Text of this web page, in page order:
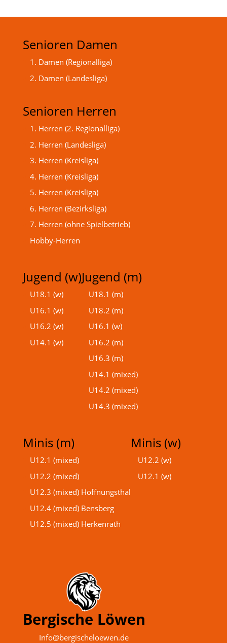
Senioren Damen
1. Damen (Regionalliga)
2. Damen (Landesliga)
Senioren Herren
1. Herren (2. Regionalliga)
2. Herren (Landesliga)
3. Herren (Kreisliga)
4. Herren (Kreisliga)
5. Herren (Kreisliga)
6. Herren (Bezirksliga)
7. Herren (ohne Spielbetrieb)
Hobby-Herren
Jugend (w)
U18.1 (w)
U16.1 (w)
U16.2 (w)
U14.1 (w)
Jugend (m)
U18.1 (m)
U18.2 (m)
U16.1 (w)
U16.2 (m)
U16.3 (m)
U14.1 (mixed)
U14.2 (mixed)
U14.3 (mixed)
Minis (m)
U12.1 (mixed)
U12.2 (mixed)
U12.3 (mixed) Hoffnungsthal
U12.4 (mixed) Bensberg
U12.5 (mixed) Herkenrath
Minis (w)
U12.2 (w)
U12.1 (w)
Bergische Löwen
Info@bergischeloewen.de